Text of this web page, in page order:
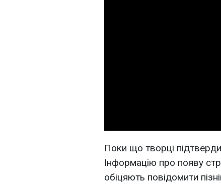
Поки що творці
Інформацію про появу
обіцяють повідомити